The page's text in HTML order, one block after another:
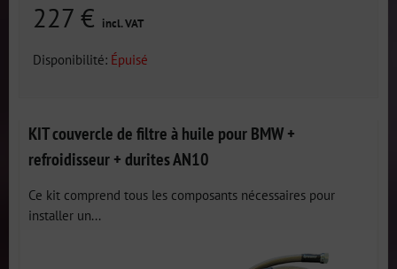
227 € incl. VAT
Disponibilité: Épuisé
KIT couvercle de filtre à huile pour BMW +
refroidisseur + durites AN10
Ce kit comprend tous les composants nécessaires pour
installer un...